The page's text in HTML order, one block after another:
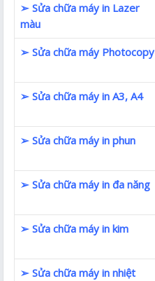
➢ Sửa chữa máy in Lazer
màu
➢ Sửa chữa máy Photocopy
➢ Sửa chữa máy in A3, A4
➢ Sửa chữa máy in phun
➢ Sửa chữa máy in đa năng
➢ Sửa chữa máy in kim
➢ Sửa chữa máy in nhiệt